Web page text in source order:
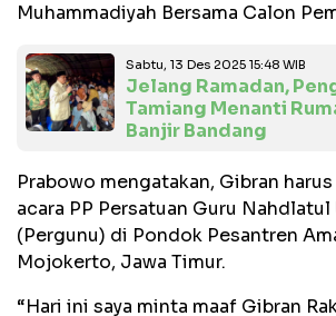
Muhammadiyah Bersama Calon
Sabtu, 13 Des 2025 15:48 WIB
Jelang Ramadan,
Tamiang Menanti
Banjir Bandang
Prabowo mengatakan, Gibran
acara PP Persatuan Guru Nahdlatul
(Pergunu) di Pondok Pesantren
Mojokerto, Jawa Timur.
“Hari ini saya minta maaf Gibran